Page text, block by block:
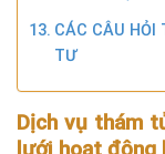
CÁC CÂU HỎI
TƯ
Dịch vụ thám
lưới hoạt động